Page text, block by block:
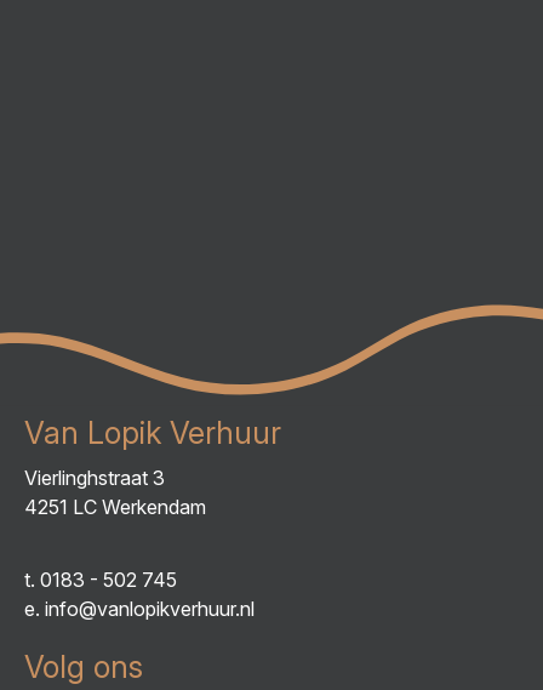
Van Lopik Verhuur
Vierlinghstraat 3
4251 LC Werkendam
t. 0183 - 502 745
e. info@vanlopikverhuur.nl
Volg ons